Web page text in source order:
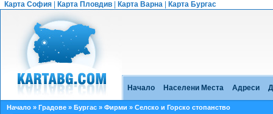
Карта София Карта Пловдив Карта Варна Карта Бургас
Начало Населени Места Адреси
Начало » Градове » Бургас » Фирми » Селско и Горско стопанство